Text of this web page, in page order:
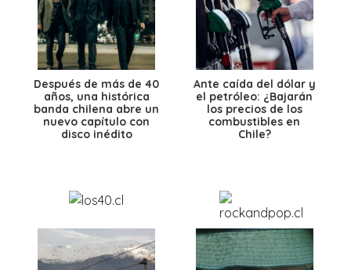
Después de más de 40
años, una histórica
banda chilena abre un
nuevo capítulo con
disco inédito
Ante caída del dólar y
el petróleo: ¿Bajarán
los precios de los
combustibles en
Chile?